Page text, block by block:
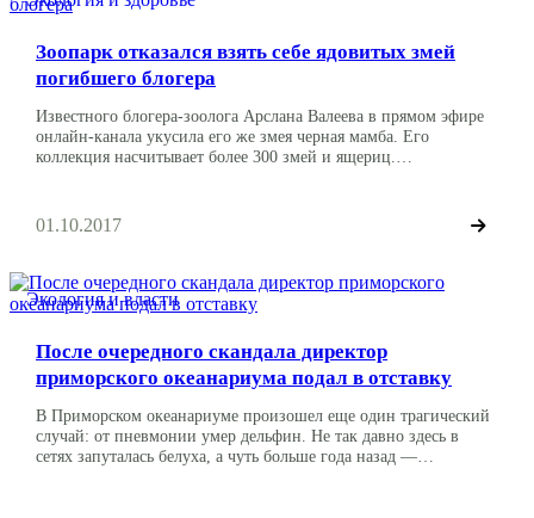
Зоопарк отказался взять себе ядовитых змей
погибшего блогера
Известного блогера-зоолога Арслана Валеева в прямом эфире
онлайн-канала укусила его же змея черная мамба. Его
коллекция насчитывает более 300 змей и ящериц.
поэтому не могут забрать животных. Об этом пишет
«Российская газета» со ссылкой на представителя зоопарка.
01.10.2017
Экология и власти
После очередного скандала директор
приморского океанариума подал в отставку
В Приморском океанариуме произошел еще один трагический
случай: от пневмонии умер дельфин. Не так давно здесь в
сетях запуталась белуха, а чуть больше года назад —